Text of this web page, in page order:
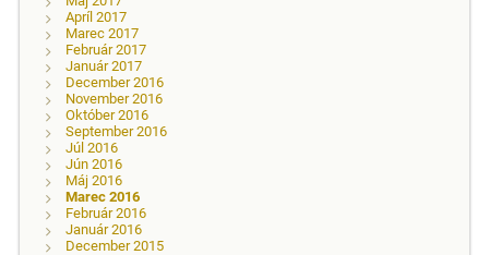
Apríl 2017
Marec 2017
Február 2017
Január 2017
December 2016
November 2016
Október 2016
September 2016
Júl 2016
Jún 2016
Máj 2016
Marec 2016
Február 2016
Január 2016
December 2015